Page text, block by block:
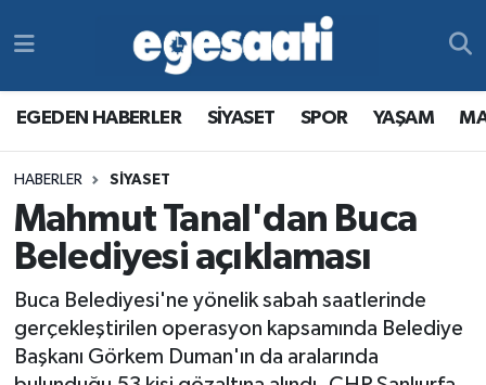
EGEDEN HABERLER SİYASET SPOR YAŞAM
HABERLER SİYASET
Mahmut Tanal'dan Buca
Belediyesi açıklaması
Buca Belediyesi'ne yönelik sabah saatlerinde
gerçekleştirilen operasyon kapsamında Belediye
Başkanı Görkem Duman'ın da aralarında
MAGAZİN
RESMİ REKLAMLAR
YAŞAM
MAGAZİN
RESMİ REKLAMLAR
Tüm Manşetler
Son Dakika Haberleri
Haber Arşivi